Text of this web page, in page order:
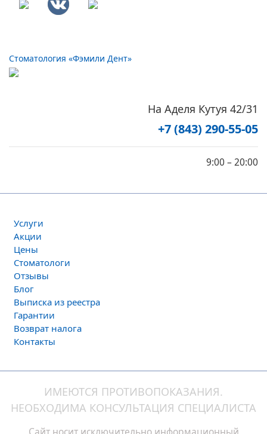
Стоматология «Фэмили Дент»
На Аделя Кутуя 42/31
+7 (843) 290-55-05
9:00 – 20:00
Услуги
Акции
Цены
Стоматологи
Отзывы
Блог
Выписка из реестра
Гарантии
Возврат налога
Контакты
ИМЕЮТСЯ ПРОТИВОПОКАЗАНИЯ.
НЕОБХОДИМА КОНСУЛЬТАЦИЯ СПЕЦИАЛИСТА